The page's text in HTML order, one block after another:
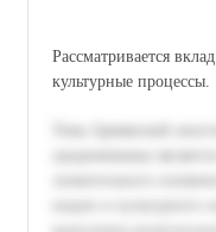
Рассматривается
культурные процессы.